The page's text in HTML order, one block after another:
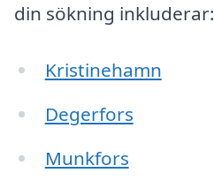
din sökning inkluderar:
Kristinehamn
Degerfors
Munkfors